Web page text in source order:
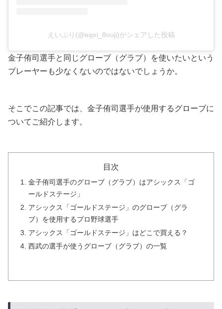
えいぷり(@eipri_8ouji)がシェアした投稿
金子侑司選手と同じグローブ（グラブ）を使いたいという
プレーヤーも少なくないのではないでしょうか。
そこでこの記事では、金子侑司選手が使用するグローブに
ついてご紹介します。
目次
金子侑司選手のグローブ（グラブ）はアシックス「ゴ
ールドステージ」
アシックス「ゴールドステージ」のグローブ（グラ
ブ）を使用するプロ野球選手
アシックス「ゴールドステージ」はどこで買える？
西武の選手が使うグローブ（グラブ）の一覧